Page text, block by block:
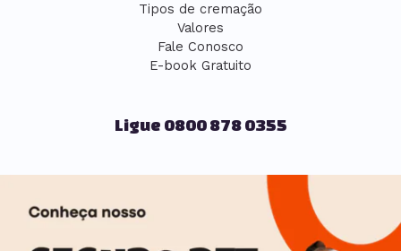
Tipos de cremação
Valores
Fale Conosco
E-book Gratuito
Ligue 0800 878 0355